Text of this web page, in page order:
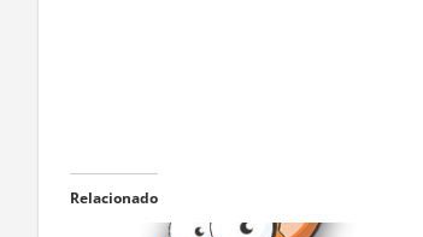
Relacionado